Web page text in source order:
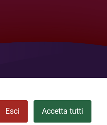
Esci Accetta tutti